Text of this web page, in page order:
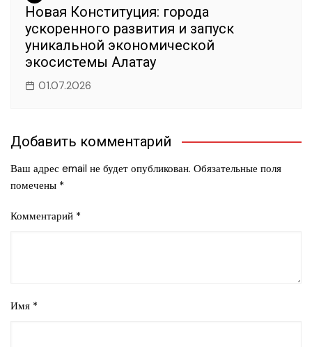
Новая Конституция: города
ускоренного развития и запуск
уникальной экономической
экосистемы Алатау
01.07.2026
Добавить комментарий
Ваш адрес email не будет опубликован. Обязательные поля
помечены *
Комментарий *
Имя *